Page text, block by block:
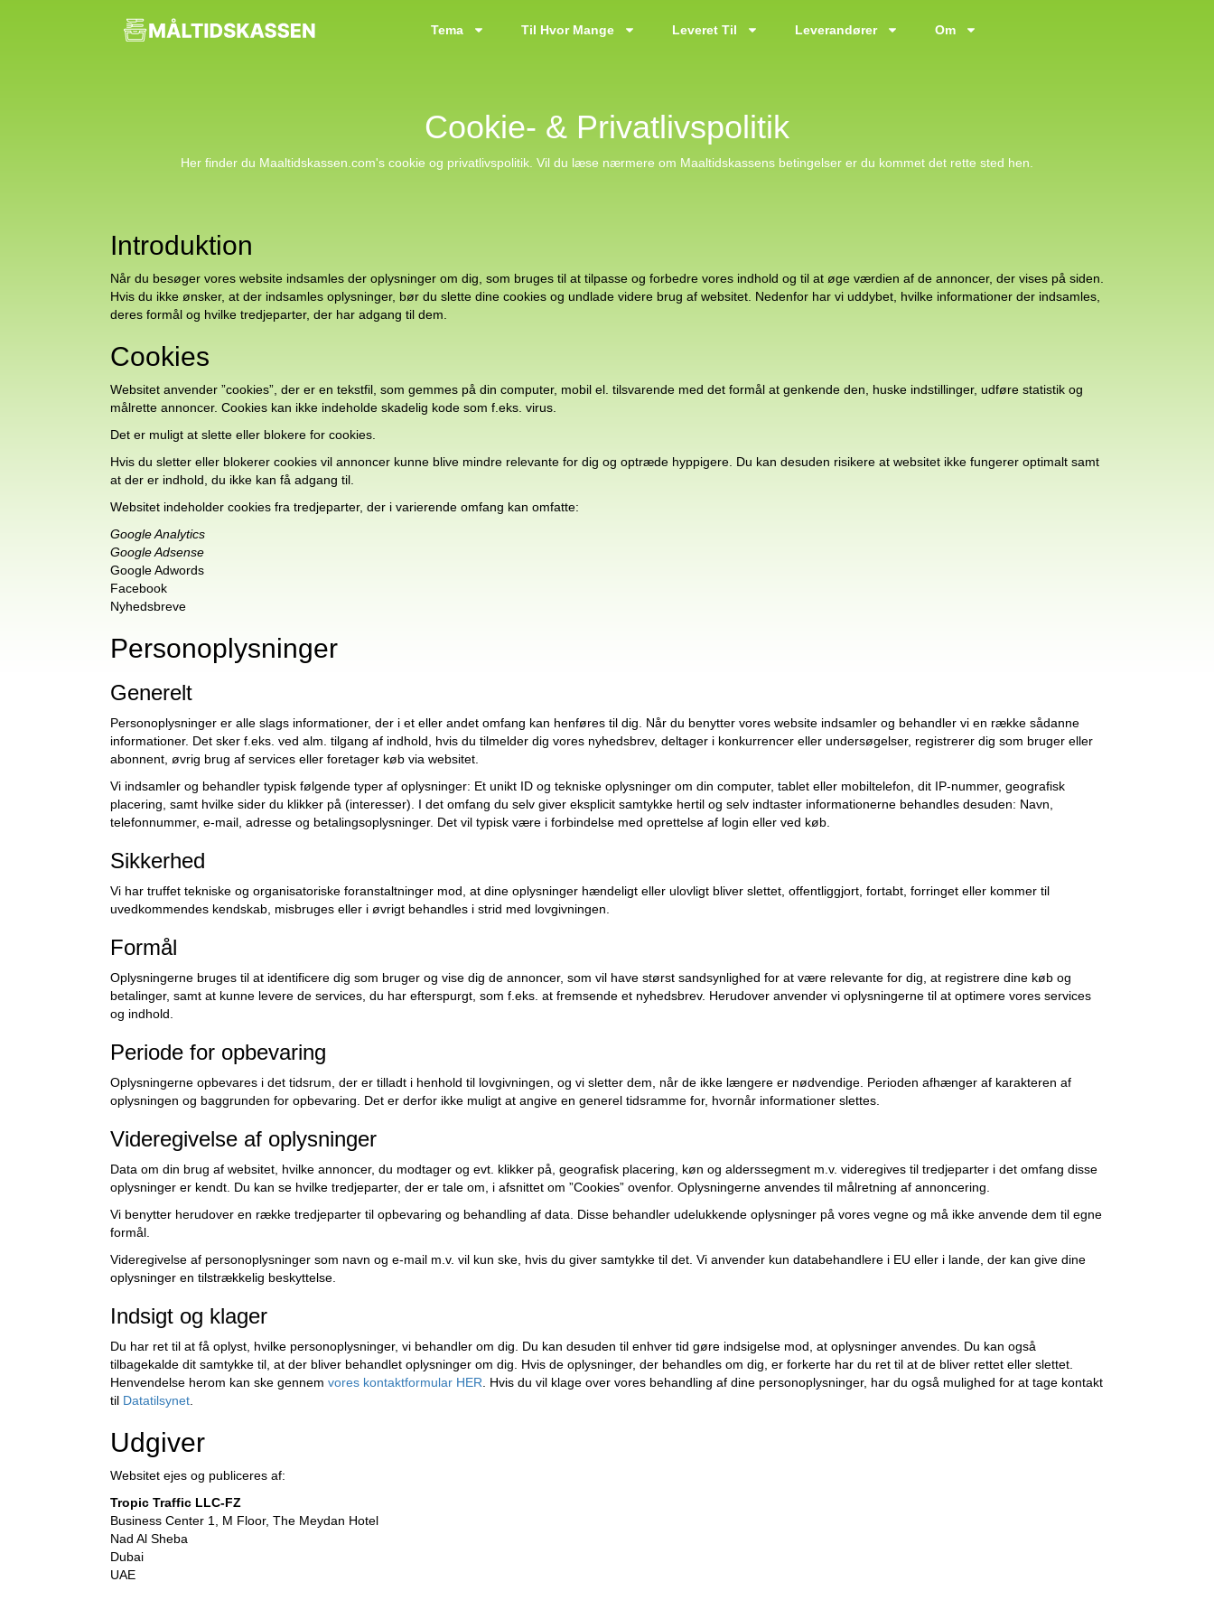
Tema Til Hvor Mange Leveret Til Leverandører Om
Cookie- & Privatlivspolitik
Her finder du Maaltidskassen.com's cookie og privatlivspolitik. Vil du læse nærmere om Maaltidskassens betingelser er du kommet det rette sted hen.
Introduktion
Når du besøger vores website indsamles der oplysninger om dig, som bruges til at tilpasse og forbedre vores indhold og til at øge værdien af de annoncer, der vises på siden.
Hvis du ikke ønsker, at der indsamles oplysninger, bør du slette dine cookies og undlade videre brug af websitet. Nedenfor har vi uddybet, hvilke informationer der indsamles,
deres formål og hvilke tredjeparter, der har adgang til dem.
Cookies
Websitet anvender ”cookies”, der er en tekstfil, som gemmes på din computer, mobil el. tilsvarende med det formål at genkende den, huske indstillinger, udføre statistik og
målrette annoncer. Cookies kan ikke indeholde skadelig kode som f.eks. virus.
Det er muligt at slette eller blokere for cookies.
Hvis du sletter eller blokerer cookies vil annoncer kunne blive mindre relevante for dig og optræde hyppigere. Du kan desuden risikere at websitet ikke fungerer optimalt samt
at der er indhold, du ikke kan få adgang til.
Websitet indeholder cookies fra tredjeparter, der i varierende omfang kan omfatte:
Google Analytics
Google Adsense
Google Adwords
Facebook
Nyhedsbreve
Personoplysninger
Generelt
Personoplysninger er alle slags informationer, der i et eller andet omfang kan henføres til dig. Når du benytter vores website indsamler og behandler vi en række sådanne
informationer. Det sker f.eks. ved alm. tilgang af indhold, hvis du tilmelder dig vores nyhedsbrev, deltager i konkurrencer eller undersøgelser, registrerer dig som bruger eller
abonnent, øvrig brug af services eller foretager køb via websitet.
Vi indsamler og behandler typisk følgende typer af oplysninger: Et unikt ID og tekniske oplysninger om din computer, tablet eller mobiltelefon, dit IP-nummer, geografisk
placering, samt hvilke sider du klikker på (interesser). I det omfang du selv giver eksplicit samtykke hertil og selv indtaster informationerne behandles desuden: Navn,
telefonnummer, e-mail, adresse og betalingsoplysninger. Det vil typisk være i forbindelse med oprettelse af login eller ved køb.
Sikkerhed
Vi har truffet tekniske og organisatoriske foranstaltninger mod, at dine oplysninger hændeligt eller ulovligt bliver slettet, offentliggjort, fortabt, forringet eller kommer til
uvedkommendes kendskab, misbruges eller i øvrigt behandles i strid med lovgivningen.
Formål
Oplysningerne bruges til at identificere dig som bruger og vise dig de annoncer, som vil have størst sandsynlighed for at være relevante for dig, at registrere dine køb og
betalinger, samt at kunne levere de services, du har efterspurgt, som f.eks. at fremsende et nyhedsbrev. Herudover anvender vi oplysningerne til at optimere vores services
og indhold.
Periode for opbevaring
Oplysningerne opbevares i det tidsrum, der er tilladt i henhold til lovgivningen, og vi sletter dem, når de ikke længere er nødvendige. Perioden afhænger af karakteren af
oplysningen og baggrunden for opbevaring. Det er derfor ikke muligt at angive en generel tidsramme for, hvornår informationer slettes.
Videregivelse af oplysninger
Data om din brug af websitet, hvilke annoncer, du modtager og evt. klikker på, geografisk placering, køn og alderssegment m.v. videregives til tredjeparter i det omfang disse
oplysninger er kendt. Du kan se hvilke tredjeparter, der er tale om, i afsnittet om ”Cookies” ovenfor. Oplysningerne anvendes til målretning af annoncering.
Vi benytter herudover en række tredjeparter til opbevaring og behandling af data. Disse behandler udelukkende oplysninger på vores vegne og må ikke anvende dem til egne
formål.
Videregivelse af personoplysninger som navn og e-mail m.v. vil kun ske, hvis du giver samtykke til det. Vi anvender kun databehandlere i EU eller i lande, der kan give dine
oplysninger en tilstrækkelig beskyttelse.
Indsigt og klager
Du har ret til at få oplyst, hvilke personoplysninger, vi behandler om dig. Du kan desuden til enhver tid gøre indsigelse mod, at oplysninger anvendes. Du kan også
tilbagekalde dit samtykke til, at der bliver behandlet oplysninger om dig. Hvis de oplysninger, der behandles om dig, er forkerte har du ret til at de bliver rettet eller slettet.
Henvendelse herom kan ske gennem vores kontaktformular HER . Hvis du vil klage over vores behandling af dine personoplysninger, har du også mulighed for at tage kontakt
til Datatilsynet
Udgiver
Websitet ejes og publiceres af:
Tropic Traffic LLC-FZ
Business Center 1, M Floor, The Meydan Hotel
Nad Al Sheba
Dubai
UAE